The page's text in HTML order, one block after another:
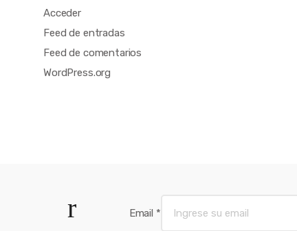
Acceder
Feed de entradas
Feed de comentarios
WordPress.org
Email *